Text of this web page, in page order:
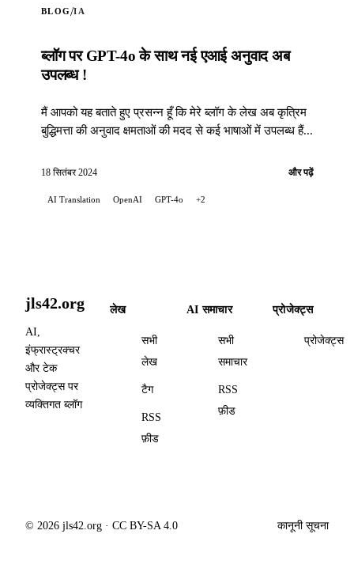
BLOG/IA
ब्लॉग पर GPT-4o के साथ नई एआई अनुवाद अब
उपलब्ध !
मैं आपको यह बताते हुए प्रसन्न हूँ कि मेरे ब्लॉग के लेख अब कृत्रिम
बुद्धिमत्ता की अनुवाद क्षमताओं की मदद से कई भाषाओं में उपलब्ध हैं...
18 सितंबर 2024 और पढ़ें
AI Translation OpenAI GPT-4o +2
jls42.org
AI,
इंफ्रास्ट्रक्चर
और टेक
प्रोजेक्ट्स पर
व्यक्तिगत ब्लॉग
लेख
सभी
लेख
टैग
RSS
फ़ीड
AI समाचार
सभी
समाचार
RSS
फ़ीड
प्रोजेक्ट्स
प्रोजेक्ट्स
© 2026 jls42.org · CC BY-SA 4.0 कानूनी सूचना